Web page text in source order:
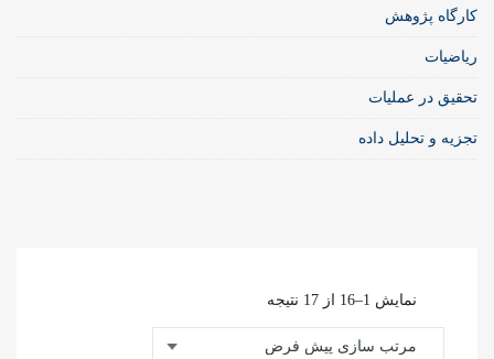
کارگاه پژوهش
ریاضیات
تحقیق در عملیات
تجزیه و تحلیل داده
نمایش 1–16 از 17 نتیجه